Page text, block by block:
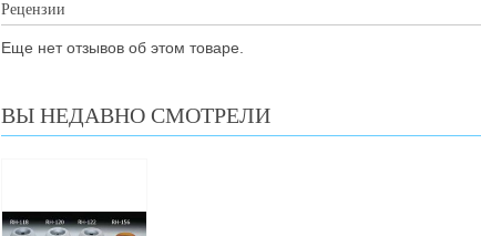
Рецензии
Еще нет отзывов об этом товаре.
ВЫ НЕДАВНО СМОТРЕЛИ